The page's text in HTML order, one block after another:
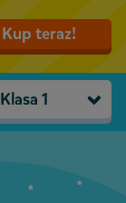
Kup teraz!
Klasa 1
Przedszkole